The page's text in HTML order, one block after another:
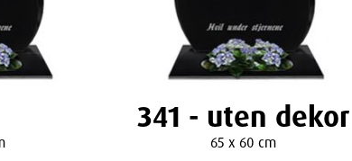
341 - uten dekor
65 x 60 cm